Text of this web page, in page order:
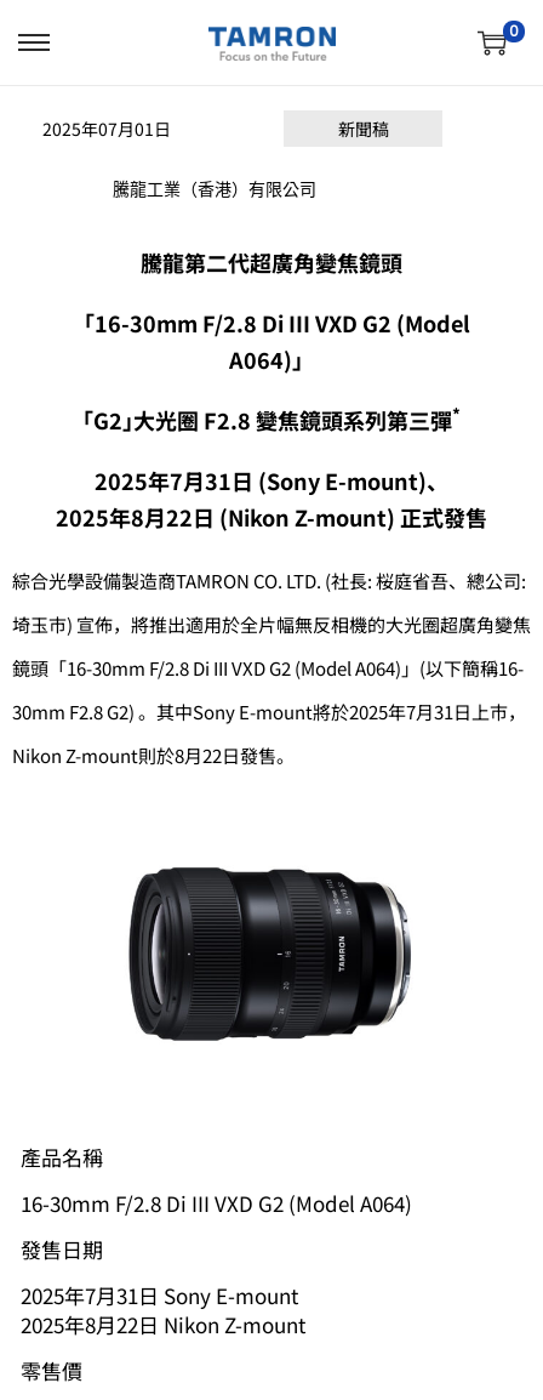
0
2025年07月01日 新聞稿
騰龍工業（香港）有限公司
騰龍第二代超廣角變焦鏡頭
「16-30mm F/2.8 Di III VXD G2 (Model
A064)」
｢G2｣大光圈 F2.8 變焦鏡頭系列第三彈*
2025年7月31日 (Sony E-mount)、
2025年8月22日 (Nikon Z-mount) 正式發售
綜合光學設備製造商TAMRON CO. LTD. (社長: 桜庭省吾、總公司:
埼玉市) 宣佈，將推出適用於全片幅無反相機的大光圈超廣角變焦
鏡頭「16-30mm F/2.8 Di III VXD G2 (Model A064)」(以下簡稱16-
30mm F2.8 G2) 。其中Sony E-mount將於2025年7月31日上市，
Nikon Z-mount則於8月22日發售。
產品名稱
16-30mm F/2.8 Di III VXD G2 (Model A064)
發售日期
2025年7月31日 Sony E-mount
2025年8月22日 Nikon Z-mount
零售價